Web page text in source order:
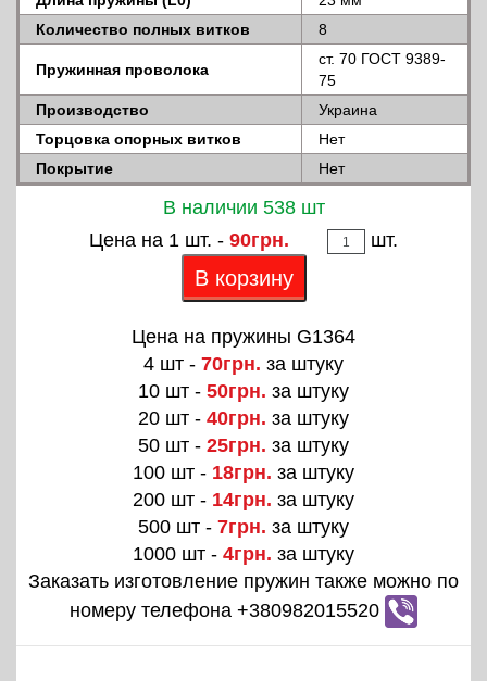
Количество полных витков
8
Пружинная проволока
ст. 70 ГОСТ 9389-
75
Производство
Украина
Торцовка опорных витков
Нет
Покрытие
Нет
В наличии 538 шт
Цена на 1 шт. - 90грн. шт.
В корзину
Цена на пружины G1364
4 шт - 70грн. за штуку
10 шт - 50грн. за штуку
20 шт - 40грн. за штуку
50 шт - 25грн. за штуку
100 шт - 18грн. за штуку
200 шт - 14грн. за штуку
500 шт - 7грн. за штуку
1000 шт - 4грн. за штуку
Заказать изготовление пружин также можно по
номеру телефона +380982015520